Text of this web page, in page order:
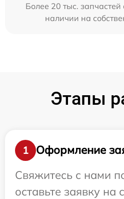
Более 20 тыс. запчастей
наличии на
Этапы
1
Оформление
Свяжитесь с нами
оставьте заявку на